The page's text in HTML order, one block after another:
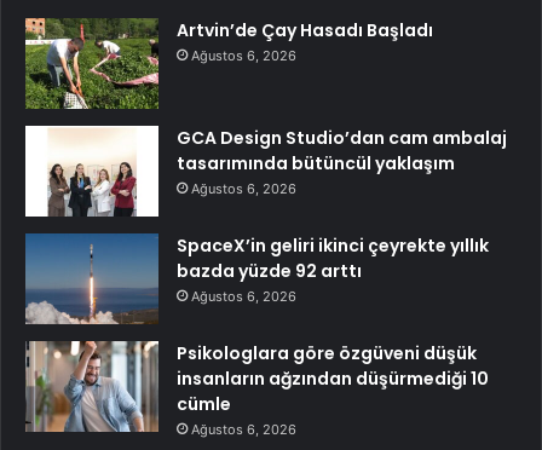
Artvin’de Çay Hasadı Başladı
Ağustos 6, 2026
GCA Design Studio’dan cam ambalaj
tasarımında bütüncül yaklaşım
Ağustos 6, 2026
SpaceX’in geliri ikinci çeyrekte yıllık
bazda yüzde 92 arttı
Ağustos 6, 2026
Psikologlara göre özgüveni düşük
insanların ağzından düşürmediği 10
cümle
Ağustos 6, 2026